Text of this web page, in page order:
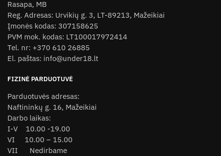
may
chosen
Rasapa, MB
Reg. Adresas: Urvikių g. 3, LT-89213, Mažeikiai
Įmonės kodas: 307158625
PVM mok. kodas: LT100017972414
Tel. nr: +370 610 26885
El. paštas: info@under18.lt
FIZINĖ PARDUOTUVĖ
Parduotuvės adresas:
Naftininkų g. 16, Mažeikiai
Darbo laikas:
I-V 10.00 -19.00
VI 10.00 – 15.00
VII Nedirbame